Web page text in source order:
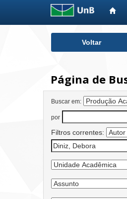
Voltar
Página de
Buscar em:
por
Filtros correntes: